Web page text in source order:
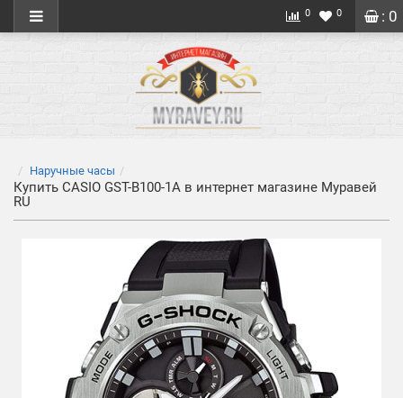
: 0
0 0
Наручные часы
Купить CASIO GST-B100-1A в интернет магазине Муравей
RU